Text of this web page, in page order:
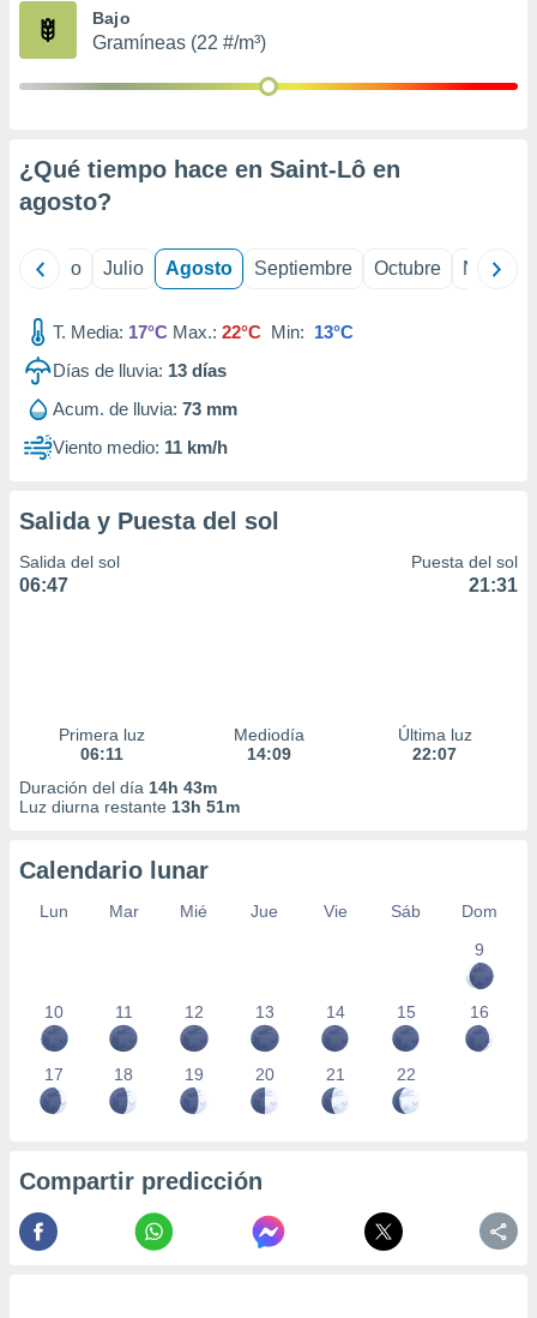
publicidad
1199
Bajo
Gramíneas (22 #/m³)
¿Qué tiempo hace en Saint-Lô en
agosto?
Junio Julio Agosto Septiembre Octubre
T. Media: 17°C Max.: 22°C Min: 13°C
Días de lluvia: 13 días
Acum. de lluvia: 73 mm
Viento medio: 11 km/h
Salida y Puesta del sol
Salida del sol
06:47
Puesta del sol
21:31
Primera luz
06:11
Mediodía
14:09
Última luz
22:07
Duración del día 14h 43m
Luz diurna restante 13h 51m
Calendario lunar
Lun Mar Mié Jue Vie Sáb
Dom
9
10 11 12 13 14 15 16
17 18 19 20 21 22
Compartir predicción